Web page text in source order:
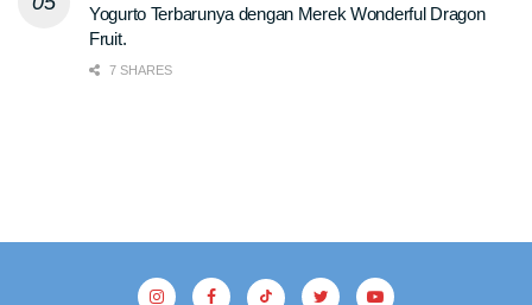
Yogurto Terbarunya dengan Merek Wonderful Dragon
Fruit.
7 SHARES